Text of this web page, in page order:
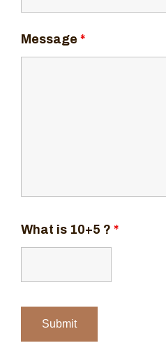
Message *
What is 10+5 ? *